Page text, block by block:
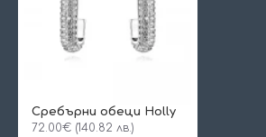
Сребърни обеци Holly
72.00€ (140.82 лв.)